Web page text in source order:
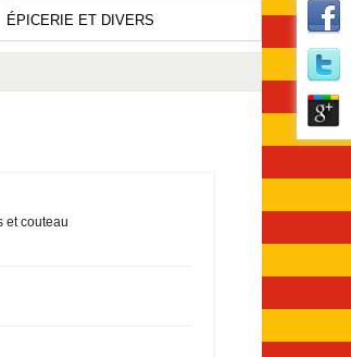
ÉPICERIE ET DIVERS
et couteau